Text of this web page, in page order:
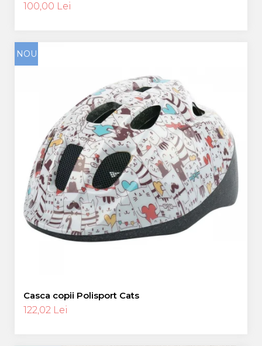
100,00 Lei
NOU
Casca copii Polisport Cats
122,02 Lei